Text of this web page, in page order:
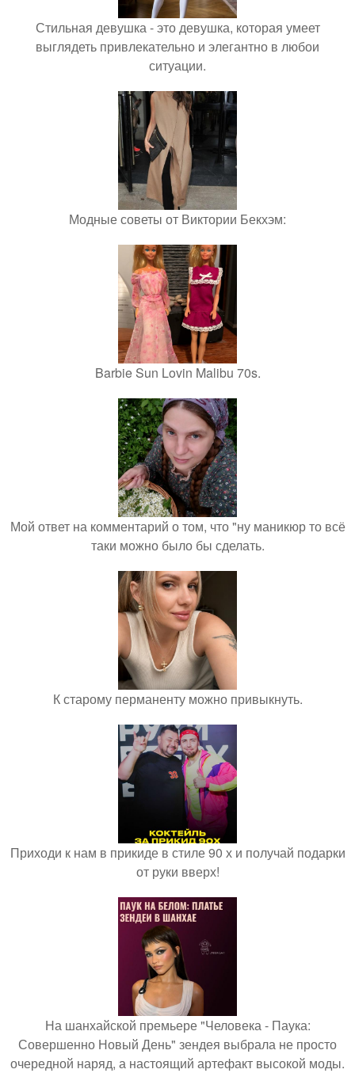
Стильная девушка - это девушка, которая умеет
выглядеть привлекательно и элегантно в любои
ситуации.
Модные советы от Виктории Бекхэм:
Barbie Sun Lovin Malibu 70s.
Мой ответ на комментарий о том, что "ну маникюр то всё
таки можно было бы сделать.
К старому перманенту можно привыкнуть.
Приходи к нам в прикиде в стиле 90 х и получай подарки
от руки вверх!
На шанхайской премьере "Человека - Паука:
Совершенно Новый День" зендея выбрала не просто
очередной наряд, а настоящий артефакт высокой моды.